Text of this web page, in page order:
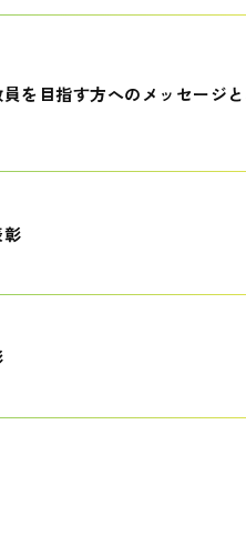
を目指す方へのメッセージ